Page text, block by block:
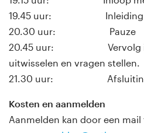
19.45 uur: Inleiding
20.30 uur: Pauze
20.45 uur: Vervolg
uitwisselen en vragen stellen.
21.30 uur:
Kosten en aanmelden
Aanmelden kan door een mail